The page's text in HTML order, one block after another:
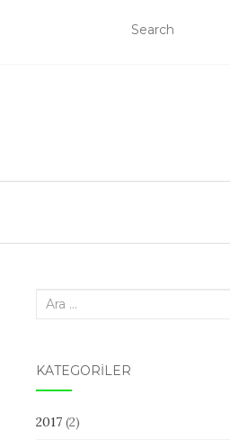
Search
KATEGORILER
2017(2)